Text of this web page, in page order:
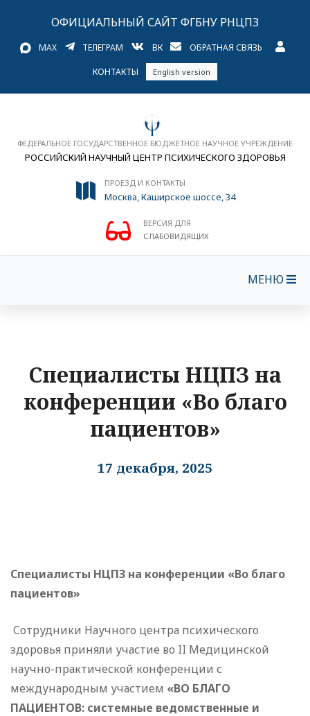
ОФИЦИАЛЬНЫЙ САЙТ ФГБНУ РНЦПЗ
MAX ТЕЛЕГРАМ ВК ОБРАТНАЯ СВЯЗЬ
КОНТАКТЫ English version
ФЕДЕРАЛЬНОЕ ГОСУДАРСТВЕННОЕ БЮДЖЕТНОЕ НАУЧНОЕ УЧРЕЖДЕНИЕ
РОССИЙСКИЙ НАУЧНЫЙ ЦЕНТР ПСИХИЧЕСКОГО ЗДОРОВЬЯ
ПРОЕЗД И КОНТАКТЫ
Москва, Каширское шоссе, 34
ВЕРСИЯ ДЛЯ
СЛАБОВИДЯЩИХ
МЕНЮ
Специалисты НЦПЗ на
конференции «Во благо
пациентов»
17 декабря, 2025
Специалисты НЦПЗ на конференции «Во благо
пациентов»
Сотрудники Научного центра психического
здоровья приняли участие во II Медицинской
научно-практической конференции с
международным участием «ВО БЛАГО
ПАЦИЕНТОВ: системные ведомственные и